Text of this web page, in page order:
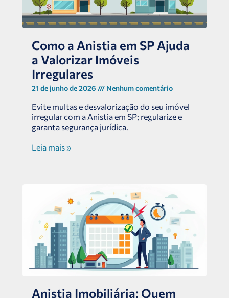
Como a Anistia em SP Ajuda
a Valorizar Imóveis
Irregulares
21 de junho de 2026 Nenhum comentário
Evite multas e desvalorização do seu imóvel
irregular com a Anistia em SP; regularize e
garanta segurança jurídica.
Leia mais »
Anistia Imobiliária: Quem